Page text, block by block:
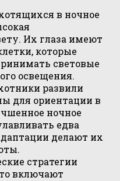
в ночное
Их глаза имеют
которые
световые
освещения.
развили
для ориентации в
ночное
едва
делают их
стратегии
включают